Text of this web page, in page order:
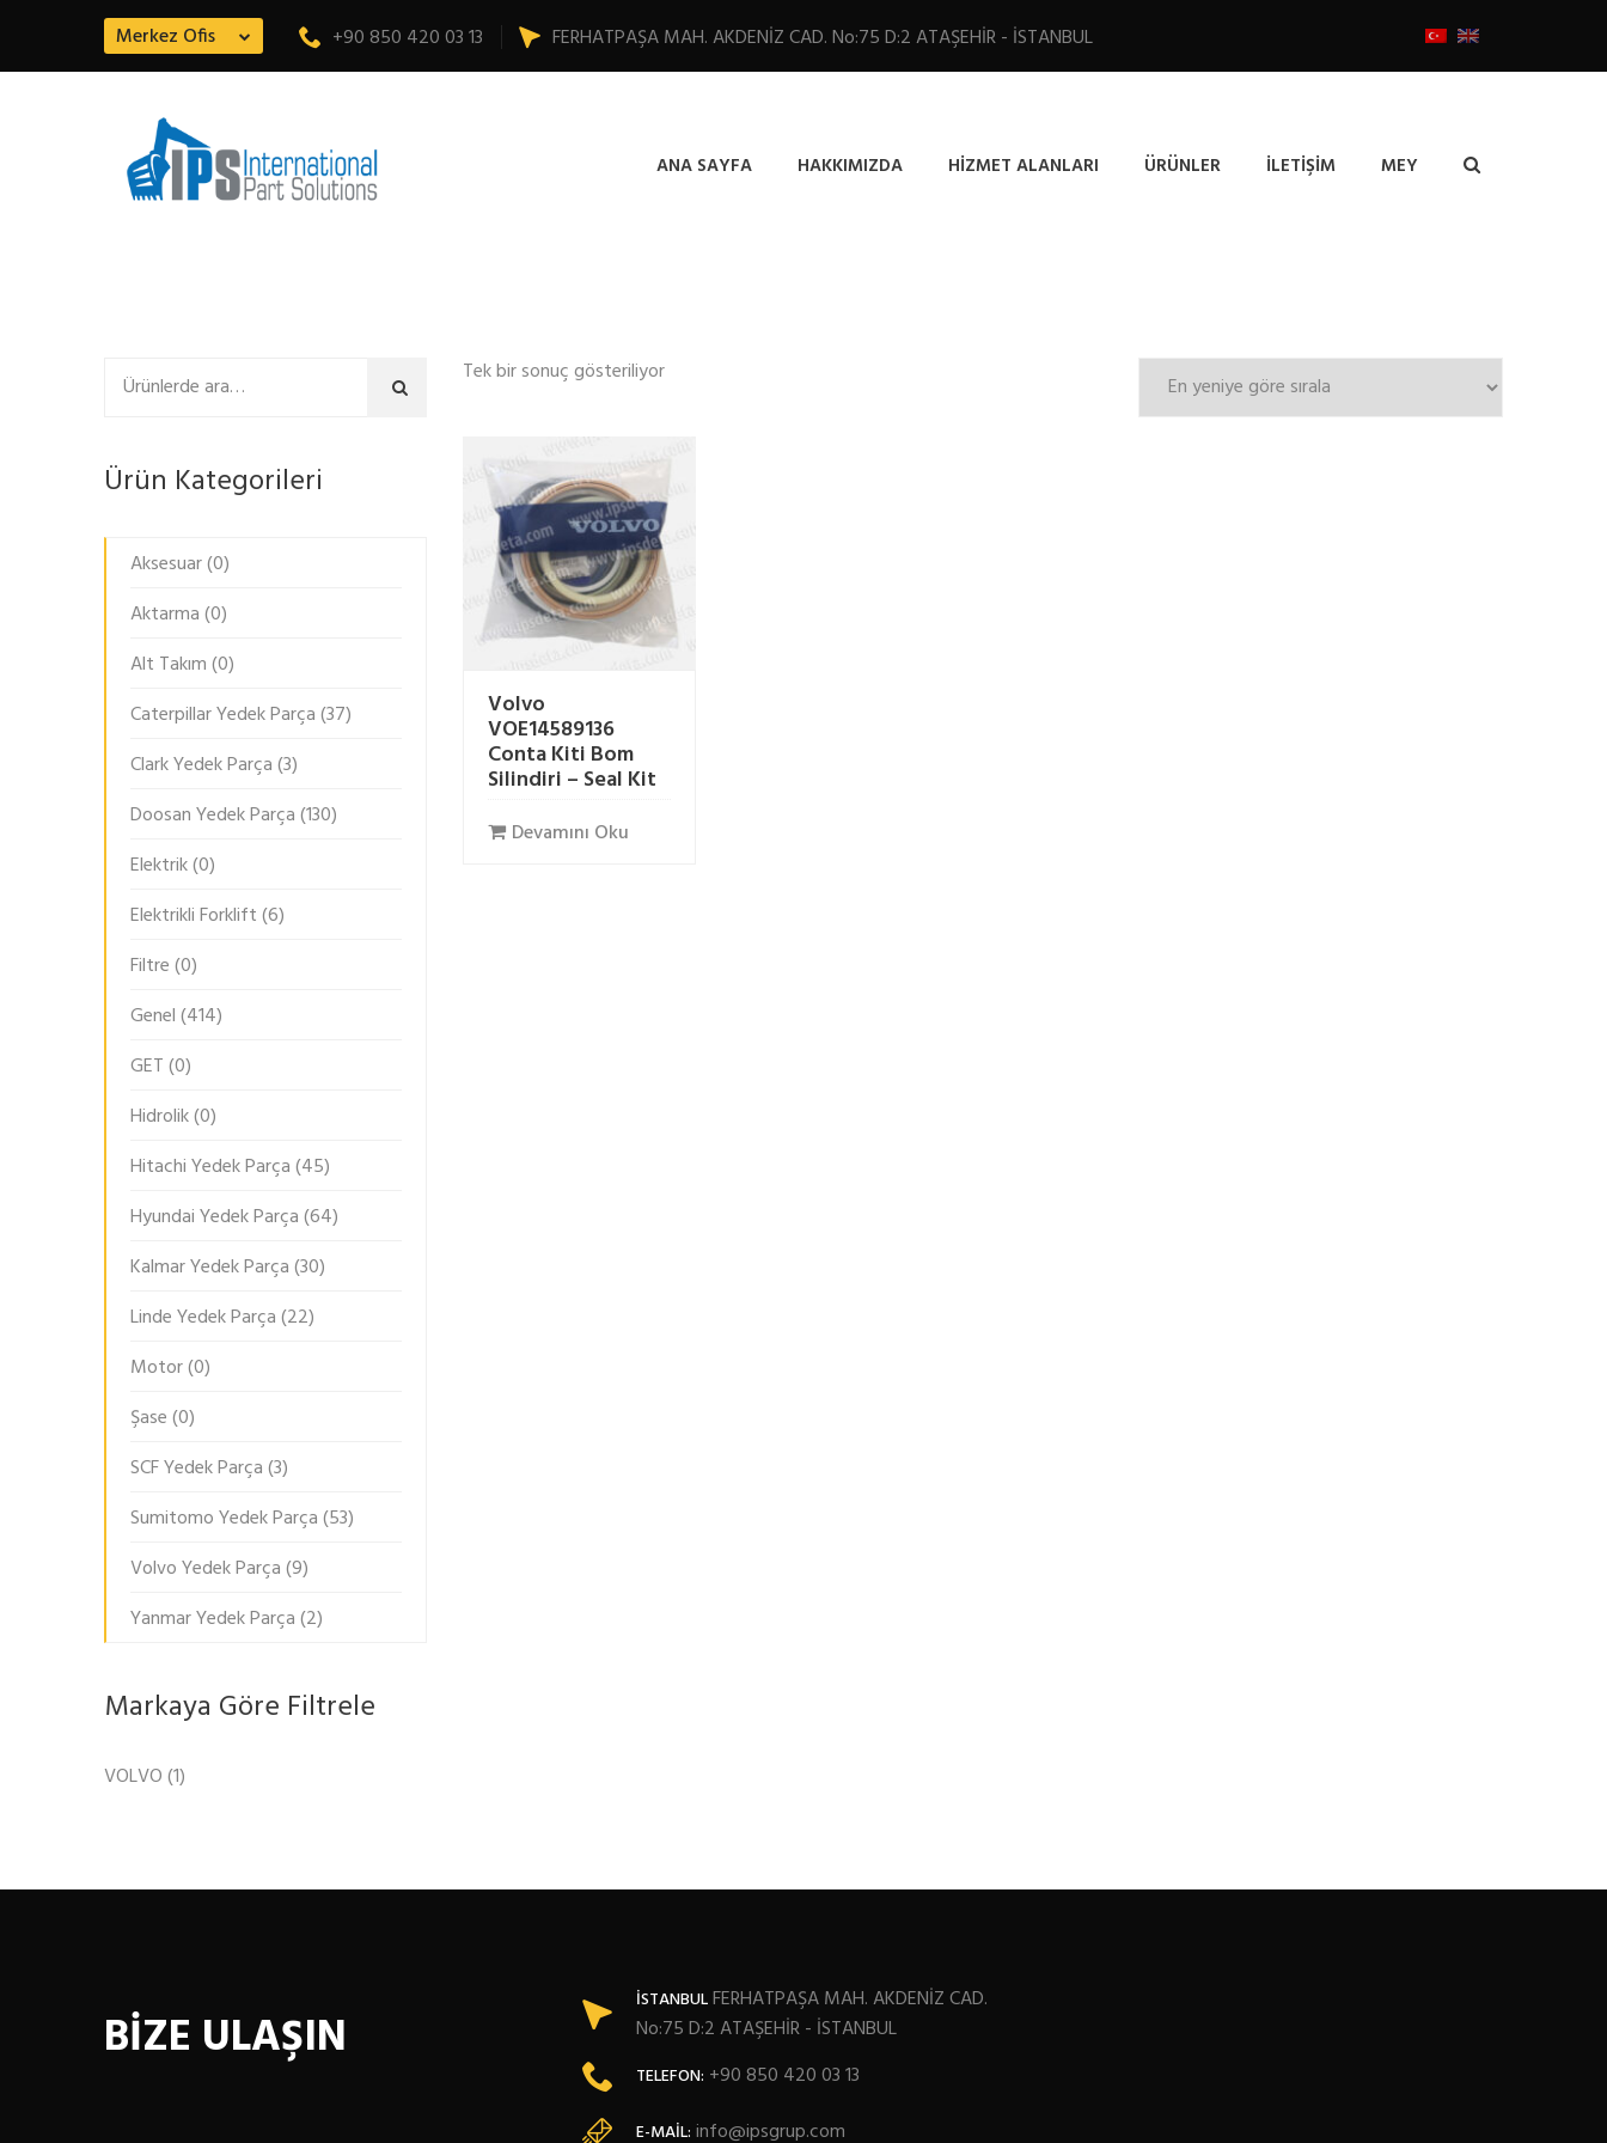
Merkez Ofis +90 850 420 03 13 FERHATPAŞA MAH. AKDENİZ CAD. No:75 D:2 ATAŞEHİR - İSTANBUL
ANA SAYFA HAKKIMIZDA HIZMET ALANLARI ÜRÜNLER İLETIŞIM MEY
Tek bir sonuç gösteriliyor
Volvo
VOE14589136
Conta Kiti Bom
Silindiri – Seal Kit
Devamını Oku
Ara
Ürün Kategorileri
Aksesuar(0)
Aktarma(0)
Alt Takım(0)
Caterpillar Yedek Parça(37)
Clark Yedek Parça(3)
Doosan Yedek Parça(130)
Elektrik(0)
Elektrikli Forklift(6)
Filtre(0)
Genel(414)
GET(0)
Hidrolik(0)
Hitachi Yedek Parça(45)
Hyundai Yedek Parça(64)
Kalmar Yedek Parça(30)
Linde Yedek Parça(22)
Motor(0)
Şase(0)
SCF Yedek Parça(3)
Sumitomo Yedek Parça(53)
Volvo Yedek Parça(9)
Yanmar Yedek Parça(2)
Markaya Göre Filtrele
VOLVO(1)
BİZE ULAŞIN
İSTANBULFERHATPAŞA MAH. AKDENİZ CAD.
No:75 D:2 ATAŞEHİR - İSTANBUL
TELEFON: +90 850 420 03 13
E-MAIL: info@ipsgrup.com